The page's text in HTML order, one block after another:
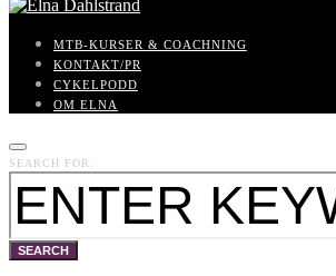
MTB-KURSER & COACHNING
KONTAKT/PR
CYKELPODD
OM ELNA
SEARCH FOR:
SEARCH